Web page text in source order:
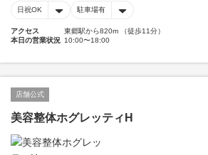
日祝OK 駐車場有
アクセス
東郷駅から820m （徒歩11分）
本日の営業状況 10:00〜18:00
店舗公式
美容整体ホグレッティH